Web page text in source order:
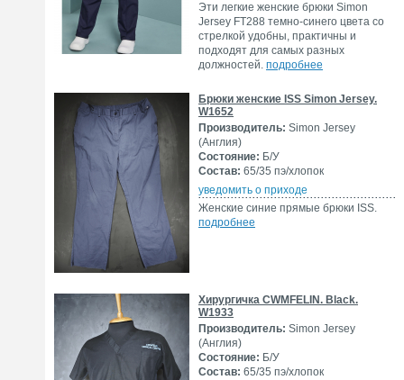
Эти легкие женские брюки Simon
Jersey FT288 темно-синего цвета со
стрелкой удобны, практичны и
подходят для самых разных
должностей. подробнее
Брюки женские ISS Simon Jersey.
W1652
Производитель: Simon Jersey
(Англия)
Состояние: Б/У
Состав: 65/35 пэ/хлопок
уведомить о приходе
Женские синие прямые брюки ISS.
подробнее
Хирургичка CWMFELIN. Black.
W1933
Производитель: Simon Jersey
(Англия)
Состояние: Б/У
Состав: 65/35 пэ/хлопок